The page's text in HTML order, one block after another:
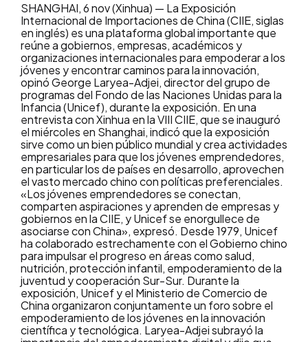
SHANGHAI, 6 nov (Xinhua) — La Exposición
Internacional de Importaciones de China (CIIE, siglas
en inglés) es una plataforma global importante que
reúne a gobiernos, empresas, académicos y
organizaciones internacionales para empoderar a los
jóvenes y encontrar caminos para la innovación,
opinó George Laryea-Adjei, director del grupo de
programas del Fondo de las Naciones Unidas para la
Infancia (Unicef), durante la exposición. En una
entrevista con Xinhua en la VIII CIIE, que se inauguró
el miércoles en Shanghai, indicó que la exposición
sirve como un bien público mundial y crea actividades
empresariales para que los jóvenes emprendedores,
en particular los de países en desarrollo, aprovechen
el vasto mercado chino con políticas preferenciales.
«Los jóvenes emprendedores se conectan,
comparten aspiraciones y aprenden de empresas y
gobiernos en la CIIE, y Unicef se enorgullece de
asociarse con China», expresó. Desde 1979, Unicef
ha colaborado estrechamente con el Gobierno chino
para impulsar el progreso en áreas como salud,
nutrición, protección infantil, empoderamiento de la
juventud y cooperación Sur-Sur. Durante la
exposición, Unicef y el Ministerio de Comercio de
China organizaron conjuntamente un foro sobre el
empoderamiento de los jóvenes en la innovación
científica y tecnológica. Laryea-Adjei subrayó la